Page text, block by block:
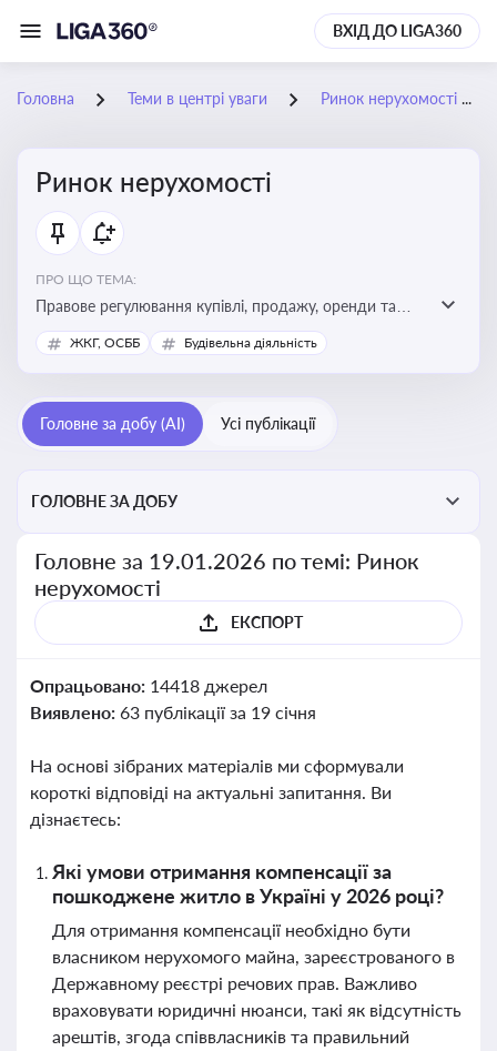
ВХІД ДО LIGA360
Головна Теми в центрі уваги Ринок нерухомості
Ринок нерухомості
ПРО ЩО ТЕМА:
Правове регулювання купівлі, продажу, оренди та
управління нерухомістю, що є ключовим для бізнесу,
інвесторів, забудовників і власників об’єктів майна
ЖКГ, ОСББ Будівельна діяльність
Головне за добу (AI) Усі публікації
ГОЛОВНЕ ЗА ДОБУ
Головне за 19.01.2026 по темі: Ринок
нерухомості
ЕКСПОРТ
Опрацьовано: 14418 джерел
Виявлено: 63 публікації за 19 січня
На основі зібраних матеріалів ми сформували
короткі відповіді на актуальні запитання. Ви
дізнаєтесь:
Які умови отримання компенсації за
пошкоджене житло в Україні у 2026 році?
Для отримання компенсації необхідно бути
власником нерухомого майна, зареєстрованого в
Державному реєстрі речових прав. Важливо
враховувати юридичні нюанси, такі як відсутність
арештів, згода співвласників та правильний